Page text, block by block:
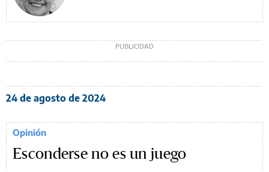
24 de agosto de 2024
Opinión
Esconderse no es un juego